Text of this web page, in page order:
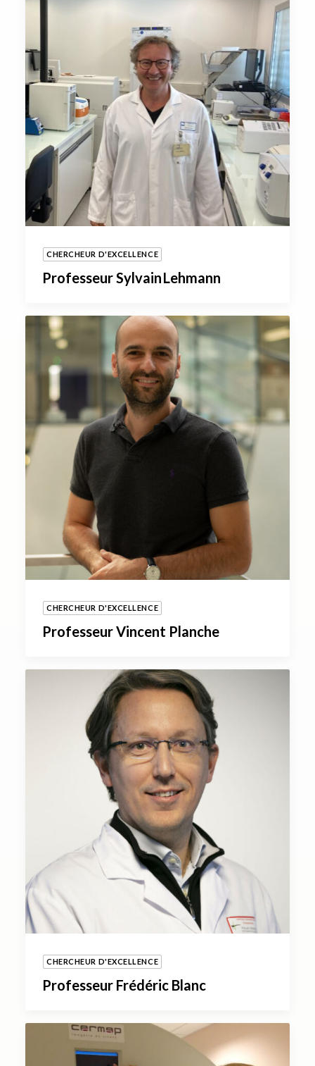
CHERCHEUR D'EXCELLENCE
Professeur Sylvain Lehmann
CHERCHEUR D'EXCELLENCE
Professeur Vincent Planche
CHERCHEUR D'EXCELLENCE
Professeur Frédéric Blanc